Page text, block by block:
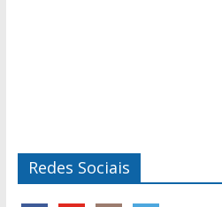
Redes Sociais